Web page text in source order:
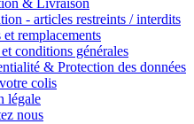
& Livraison
- articles restreints / interdits
et remplacements
conditions générales
& Protection des données
colis
légale
nous